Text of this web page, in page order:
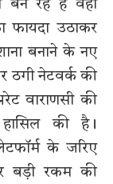
बन रहे हैं वहीं
फायदा उठाकर
बनाने के नए
ठगी नेटवर्क की
वाराणसी की
की है।
के जरिए
बड़ी रकम की